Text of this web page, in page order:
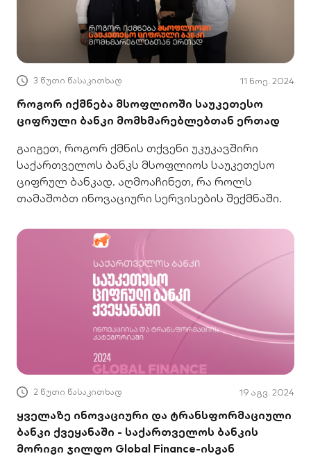
3 წუთი წასაკითხად 11 ნოე. 2024
როგორ იქმნება მსოფლიოში საუკეთესო
ციფრული ბანკი მომხმარებლებთან ერთად
გაიგეთ, როგორ ქმნის თქვენი უკუკავშირი
საქართველოს ბანკს მსოფლიოს საუკეთესო
ციფრულ ბანკად. აღმოაჩინეთ, რა როლს
თამაშობთ ინოვაციური სერვისების შექმნაში.
2 წუთი წასაკითხად 19 აგვ. 2024
ყველაზე ინოვაციური და ტრანსფორმაციული
ბანკი ქვეყანაში - საქართველოს ბანკის
მორიგი ჯილდო Global Finance-ისგან